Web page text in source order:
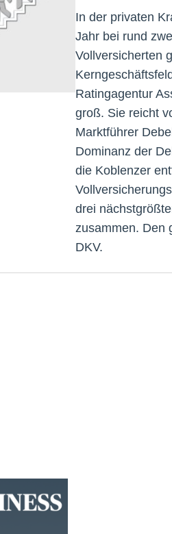
In der privaten
Jahr bei rund
Vollversicherten
Ratingagentur
groß. Sie reicht
Marktführer
Dominanz der
die Koblenzer
drei
zusammen. Den
DKV.